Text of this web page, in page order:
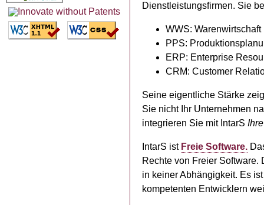
Dienstleistungsfirmen. Sie
WWS: Warenwirtschaft
PPS:
ERP: Enterprise
CRM: Customer
Seine eigentliche Stärke
Sie nicht Ihr Unternehmen
integrieren Sie mit IntarS Ihre
IntarS ist Freie Software.
Rechte von Freier
in keiner Abhängigkeit. Es
kompetenten Entwicklern